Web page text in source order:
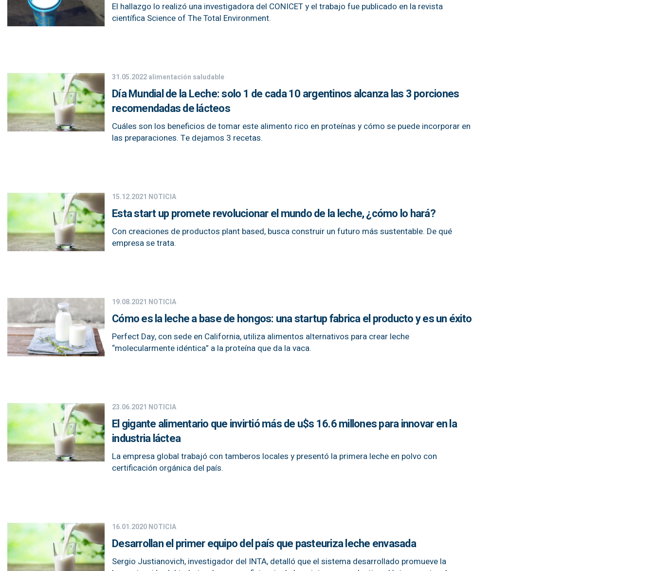
El hallazgo lo realizó una investigadora del CONICET y el trabajo fue publicado en la revista
científica Science of The Total Environment.
31.05.2022alimentación saludable
Día Mundial de la Leche: solo 1 de cada 10 argentinos alcanza las 3 porciones
recomendadas de lácteos
Cuáles son los beneficios de tomar este alimento rico en proteínas y cómo se puede incorporar en
las preparaciones. Te dejamos 3 recetas.
15.12.2021 NOTICIA
Esta start up promete revolucionar el mundo de la leche, ¿cómo lo hará?
Con creaciones de productos plant based, busca construir un futuro más sustentable. De qué
empresa se trata.
19.08.2021 NOTICIA
Cómo es la leche a base de hongos: una startup fabrica el producto y es un éxito
Perfect Day, con sede en California, utiliza alimentos alternativos para crear leche
“molecularmente idéntica” a la proteína que da la vaca.
23.06.2021 NOTICIA
El gigante alimentario que invirtió más de u$s 16.6 millones para innovar en la
industria láctea
La empresa global trabajó con tamberos locales y presentó la primera leche en polvo con
certificación orgánica del país.
16.01.2020NOTICIA
Desarrollan el primer equipo del país que pasteuriza leche envasada
Sergio Justianovich, investigador del INTA, detalló que el sistema desarrollado promueve la